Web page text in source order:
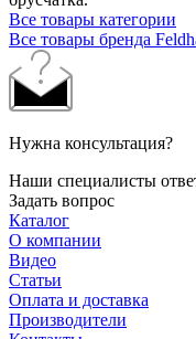
Все товары категории
Все товары бренда
Нужна консультация?
Наши специалисты
Задать вопрос
Каталог
О компании
Видео
Статьи
Оплата и доставка
Производители